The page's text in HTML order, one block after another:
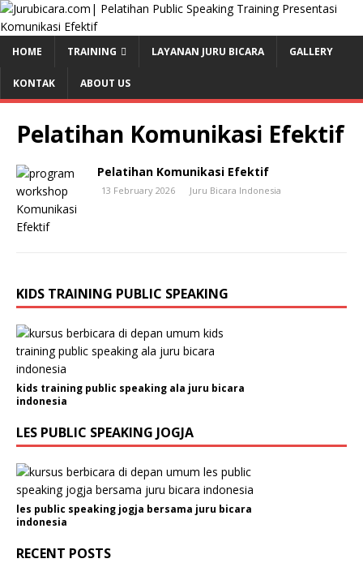
HOME TRAINING LAYANAN JURU BICARA GALLERY
KONTAK ABOUT US
Pelatihan Komunikasi Efektif
Pelatihan Komunikasi Efektif
13 February 2026 Juru Bicara Indonesia
KIDS TRAINING PUBLIC SPEAKING
kids training public speaking ala juru bicara
indonesia
LES PUBLIC SPEAKING JOGJA
les public speaking jogja bersama juru bicara
indonesia
RECENT POSTS